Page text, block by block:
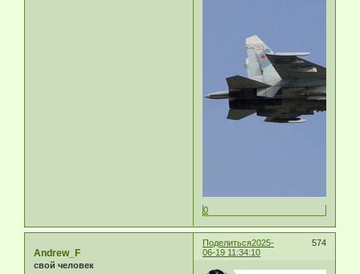
0
Поделиться 574
2025-
06-19 11:34:10
Andrew_F
свой человек